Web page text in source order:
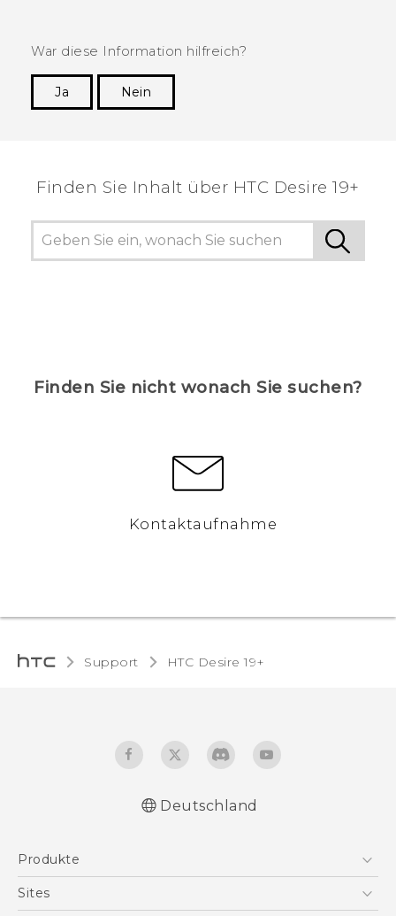
War diese Information hilfreich?
Ja
Nein
Finden Sie Inhalt über‎ ‎HTC Desire 19+‎
Finden Sie nicht wonach Sie suchen?
Kontaktaufnahme
Support ‎HTC Desire 19+‎‎
English - User manual
Deutschland
Produkte
Smartphones
Sites